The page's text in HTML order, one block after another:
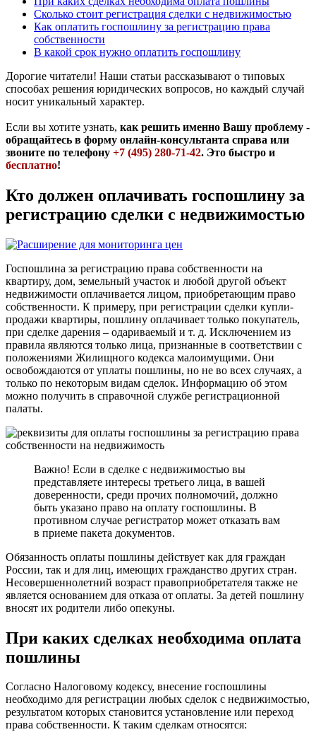
Сколько стоит регистрация сделки с недвижимостью
Как оплатить госпошлину за регистрацию права
собственности
В какой срок нужно оплатить госпошлину
Дорогие читатели! Наши статьи рассказывают о типовых
способах решения юридических вопросов, но каждый случай
носит уникальный характер.
Если вы хотите узнать, как решить именно Вашу проблему -
обращайтесь в форму онлайн-консультанта справа или
звоните по телефону +7 (495) 280-71-42. Это быстро и
бесплатно!
Кто должен оплачивать госпошлину за
регистрацию сделки с недвижимостью
Госпошлина за регистрацию права собственности на
квартиру, дом, земельный участок и любой другой объект
недвижимости оплачивается лицом, приобретающим право
собственности. К примеру, при регистрации сделки купли-
продажи квартиры, пошлину оплачивает только покупатель,
при сделке дарения – одариваемый и т. д. Исключением из
правила являются только лица, признанные в соответствии с
положениями Жилищного кодекса малоимущими. Они
освобождаются от уплаты пошлины, но не во всех случаях, а
только по некоторым видам сделок. Информацию об этом
можно получить в справочной службе регистрационной
палаты.
Важно! Если в сделке с недвижимостью вы
представляете интересы третьего лица, в вашей
доверенности, среди прочих полномочий, должно
быть указано право на оплату госпошлины. В
противном случае регистратор может отказать вам
в приеме пакета документов.
Обязанность оплаты пошлины действует как для граждан
России, так и для лиц, имеющих гражданство других стран.
Несовершеннолетний возраст правоприобретателя также не
является основанием для отказа от оплаты. За детей пошлину
вносят их родители либо опекуны.
При каких сделках необходима оплата
пошлины
Согласно Налоговому кодексу, внесение госпошлины
необходимо для регистрации любых сделок с недвижимостью,
результатом которых становится установление или переход
права собственности. К таким сделкам относятся: